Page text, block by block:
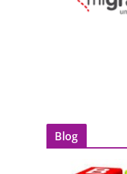
Blog